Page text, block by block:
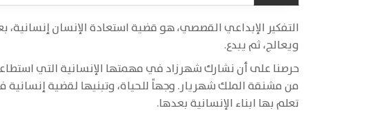
التفكير الإبداعي القصصي، هو قضية استعادة الإنسان إنسانية،
ويعالج، ثم يبدع.
حرصنا على أن نشارك شهرزاد في مهمتها الإنسانية التي
من مشنقة الملك شهريار. وجهاً للحياة، وتبنيها لقضية
تعلم بها ابناء الإنسانية بعدها.